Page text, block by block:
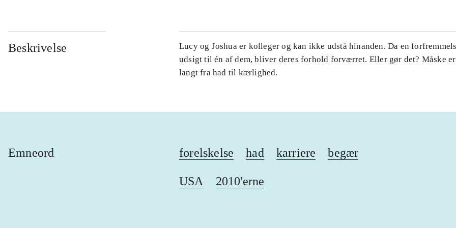
Beskrivelse
Lucy og Joshua er kolleger og kan ikke udstå hinanden. Da en
udsigt til én af dem, bliver deres forhold forværret. Eller gør det? Måske
langt fra had til kærlighed.
Emneord forelskelse had karriere begær
USA 2010'erne